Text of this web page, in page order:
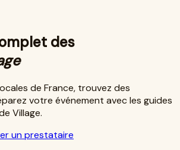
des
de France, trouvez des
votre événement avec les guides
Village.
un prestataire